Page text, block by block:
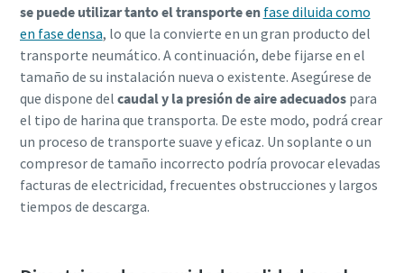
se puede utilizar tanto el transporte en fase diluida como
en fase densa, lo que la convierte en un gran producto del
transporte neumático. A continuación, debe fijarse en el
tamaño de su instalación nueva o existente. Asegúrese de
que dispone del caudal y la presión de aire adecuadospara
el tipo de harina que transporta. De este modo, podrá crear
un proceso de transporte suave y eficaz. Un soplante o un
compresor de tamaño incorrecto podría provocar elevadas
facturas de electricidad, frecuentes obstrucciones y largos
tiempos de descarga.